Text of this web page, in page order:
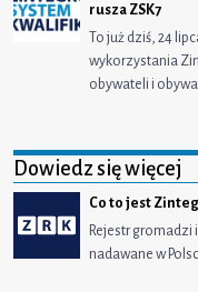
rusza ZSK7
To już dziś, 24
wykorzystania
obywateli i
Dowiedz się więcej
Co to jest
Rejestr
nadawane w